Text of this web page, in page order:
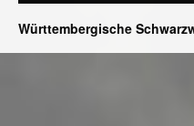
Württembergische